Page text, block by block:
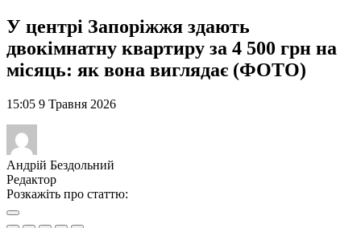
У центрі Запоріжжя здають
двокімнатну квартиру за 4 500 грн на
місяць: як вона виглядає (ФОТО)
15:05 9 Травня 2026
Андрій Бездольний
Редактор
Розкажіть про статтю: